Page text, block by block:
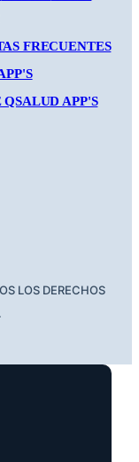
FRECUENTES
QSALUD APP'S
LOS DERECHOS